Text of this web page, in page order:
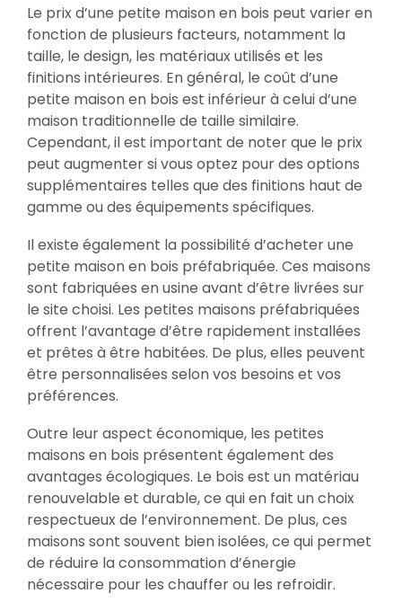
Le prix d’une petite maison en bois peut varier en
fonction de plusieurs facteurs, notamment la
taille, le design, les matériaux utilisés et les
finitions intérieures. En général, le coût d’une
petite maison en bois est inférieur à celui d’une
maison traditionnelle de taille similaire.
Cependant, il est important de noter que le prix
peut augmenter si vous optez pour des options
supplémentaires telles que des finitions haut de
gamme ou des équipements spécifiques.
Il existe également la possibilité d’acheter une
petite maison en bois préfabriquée. Ces maisons
sont fabriquées en usine avant d’être livrées sur
le site choisi. Les petites maisons préfabriquées
offrent l’avantage d’être rapidement installées
et prêtes à être habitées. De plus, elles peuvent
être personnalisées selon vos besoins et vos
préférences.
Outre leur aspect économique, les petites
maisons en bois présentent également des
avantages écologiques. Le bois est un matériau
renouvelable et durable, ce qui en fait un choix
respectueux de l’environnement. De plus, ces
maisons sont souvent bien isolées, ce qui permet
de réduire la consommation d’énergie
nécessaire pour les chauffer ou les refroidir.